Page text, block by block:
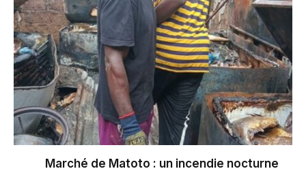
Marché de Matoto : un incendie nocturne